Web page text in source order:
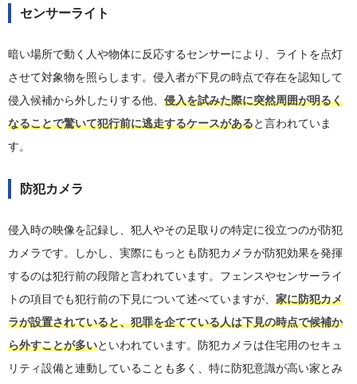
センサーライト
暗い場所で動く人や物体に反応するセンサーにより、ライトを点灯
させて対象物を照らします。侵入者が下見の時点で存在を認知して
侵入候補から外したりする他、 侵入を試みた際に突然周囲が明るく
なることで驚いて犯行前に逃走するケースがあると言われていま
す。
防犯カメラ
侵入時の映像を記録し、犯人やその足取りの特定に役立つのが防犯
カメラです。しかし、実際にもっとも防犯カメラが防犯効果を発揮
するのは犯行前の段階と言われています。フェンスやセンサーライ
トの項目でも犯行前の下見について述べていますが、 家に防犯カメ
ラが設置されていると、犯罪を企てている人は下見の時点で候補か
ら外すことが多いといわれています。防犯カメラは住宅用のセキュ
リティ設備と連動していることも多く、特に防犯意識が高い家とみ